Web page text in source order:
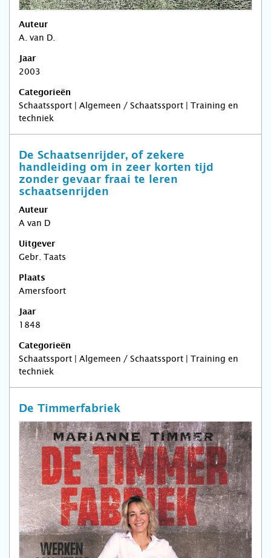
Auteur
A. van D.
Jaar
2003
Categorieën
Schaatssport | Algemeen / Schaatssport | Training en
techniek
De Schaatsenrijder, of zekere
handleiding om in zeer korten tijd
zonder gevaar fraai te leren
schaatsenrijden
Auteur
A van D
Uitgever
Gebr. Taats
Plaats
Amersfoort
Jaar
1848
Categorieën
Schaatssport | Algemeen / Schaatssport | Training en
techniek
De Timmerfabriek